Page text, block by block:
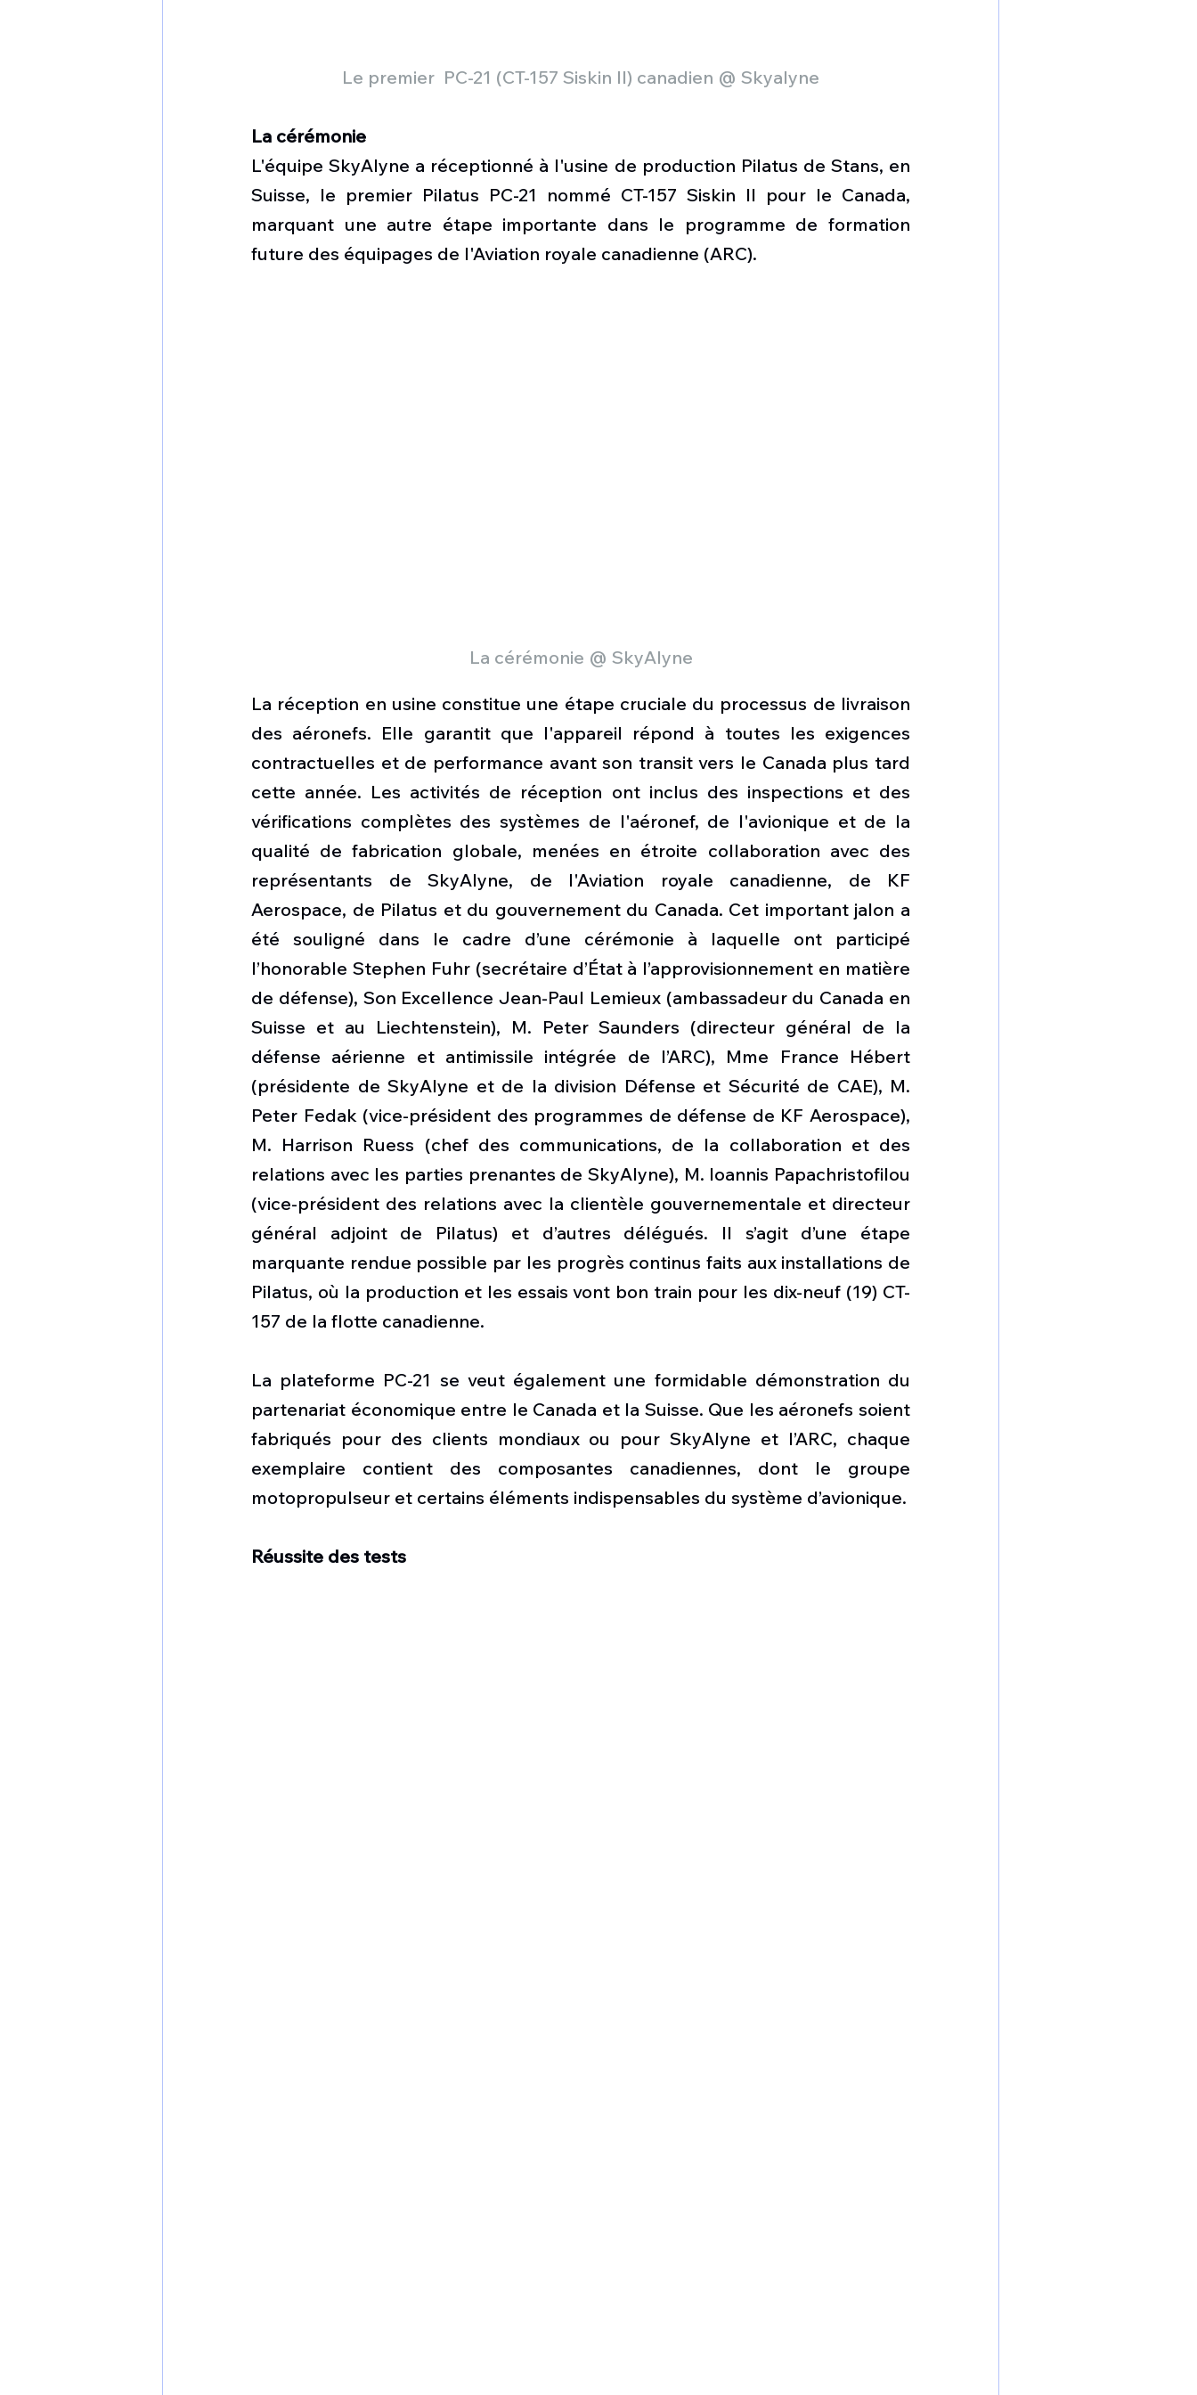
Le premier  PC-21 (CT-157 Siskin II) canadien @ Skyalyne
La cérémonie
L'équipe SkyAlyne a réceptionné à l'usine de production Pilatus de Stans, en
Suisse, le premier Pilatus PC-21 nommé CT-157 Siskin II pour le Canada,
marquant une autre étape importante dans le programme de formation
future des équipages de l'Aviation royale canadienne (ARC).
La cérémonie @ SkyAlyne
La réception en usine constitue une étape cruciale du processus de livraison
des aéronefs. Elle garantit que l'appareil répond à toutes les exigences
contractuelles et de performance avant son transit vers le Canada plus tard
cette année. Les activités de réception ont inclus des inspections et des
vérifications complètes des systèmes de l'aéronef, de l'avionique et de la
qualité de fabrication globale, menées en étroite collaboration avec des
représentants de SkyAlyne, de l'Aviation royale canadienne, de KF
Aerospace, de Pilatus et du gouvernement du Canada. Cet important jalon a
été souligné dans le cadre d’une cérémonie à laquelle ont participé
l’honorable Stephen Fuhr (secrétaire d’État à l’approvisionnement en matière
de défense), Son Excellence Jean-Paul Lemieux (ambassadeur du Canada en
Suisse et au Liechtenstein), M. Peter Saunders (directeur général de la
défense aérienne et antimissile intégrée de l’ARC), Mme France Hébert
(présidente de SkyAlyne et de la division Défense et Sécurité de CAE), M.
Peter Fedak (vice-président des programmes de défense de KF Aerospace),
M. Harrison Ruess (chef des communications, de la collaboration et des
relations avec les parties prenantes de SkyAlyne), M. Ioannis Papachristofilou
(vice-président des relations avec la clientèle gouvernementale et directeur
général adjoint de Pilatus) et d’autres délégués. Il s’agit d’une étape
marquante rendue possible par les progrès continus faits aux installations de
Pilatus, où la production et les essais vont bon train pour les dix-neuf (19) CT-
157 de la flotte canadienne.
La plateforme PC-21 se veut également une formidable démonstration du
partenariat économique entre le Canada et la Suisse. Que les aéronefs soient
fabriqués pour des clients mondiaux ou pour SkyAlyne et l’ARC, chaque
exemplaire contient des composantes canadiennes, dont le groupe
motopropulseur et certains éléments indispensables du système d’avionique.
Réussite des tests